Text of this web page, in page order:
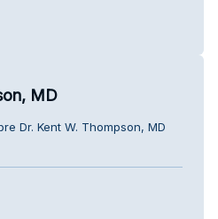
MD
Dr. Kent W. Thompson, MD